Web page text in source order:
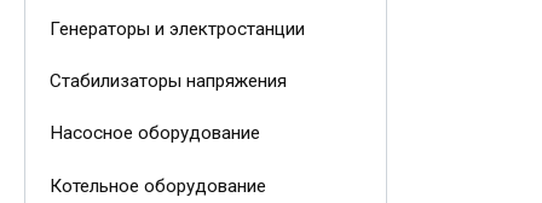
Генераторы и электростанции
Стабилизаторы напряжения
Насосное оборудование
Котельное оборудование